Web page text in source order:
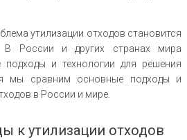
утилизации отходов становится
В России и других странах мира
подходы и технологии для решения
мы сравним основные подходы и
в России и мире.
к утилизации отходов